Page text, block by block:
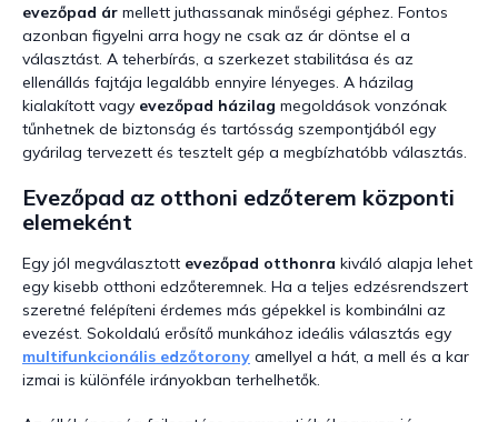
evezőpad ár mellett juthassanak minőségi géphez. Fontos
azonban figyelni arra hogy ne csak az ár döntse el a
választást. A teherbírás, a szerkezet stabilitása és az
ellenállás fajtája legalább ennyire lényeges. A házilag
kialakított vagy evezőpad házilag megoldások vonzónak
tűnhetnek de biztonság és tartósság szempontjából egy
gyárilag tervezett és tesztelt gép a megbízhatóbb választás.
Evezőpad az otthoni edzőterem központi
elemeként
Egy jól megválasztott evezőpad otthonra kiváló alapja lehet
egy kisebb otthoni edzőteremnek. Ha a teljes edzésrendszert
szeretné felépíteni érdemes más gépekkel is kombinálni az
evezést. Sokoldalú erősítő munkához ideális választás egy
multifunkcionális edzőtorony amellyel a hát, a mell és a kar
izmai is különféle irányokban terhelhetők.